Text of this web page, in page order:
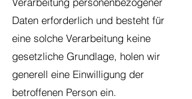
Daten erforderlich und besteht für
eine solche Verarbeitung keine
gesetzliche Grundlage, holen wir
generell eine Einwilligung der
betroffenen Person ein.